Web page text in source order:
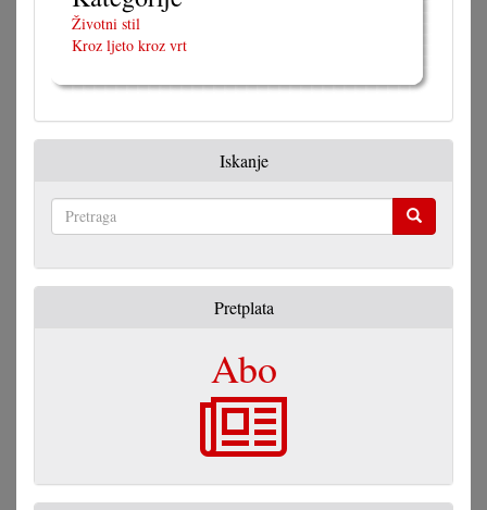
Životni stil
Kroz ljeto kroz vrt
Iskanje
Pretplata
Abo